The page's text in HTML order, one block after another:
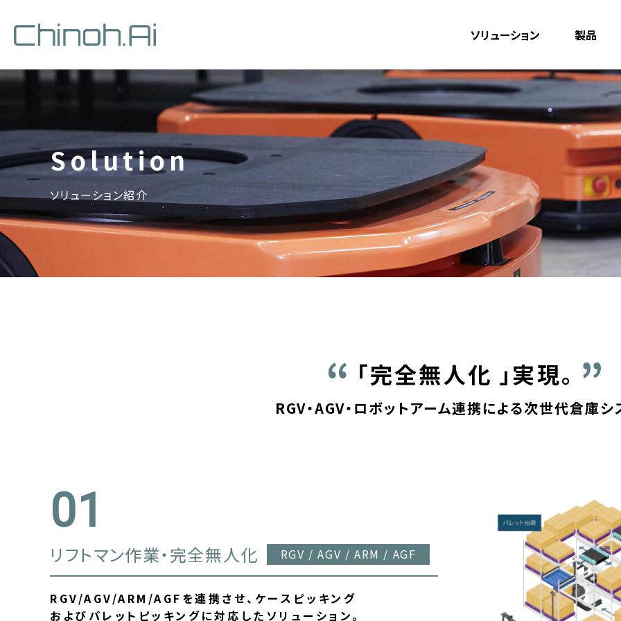
ソリューション 製品
ソリューション紹介
「完全無人化 」実現。
RGV・AGV・ロボットアーム連携による次世代倉庫シ
リフトマン作業・完全無人化 RGV / AGV / ARM / AGF
RGV/AGV/ARM/AGFを連携させ、ケースピッキング
およびパレットピッキングに対応したソリューション。